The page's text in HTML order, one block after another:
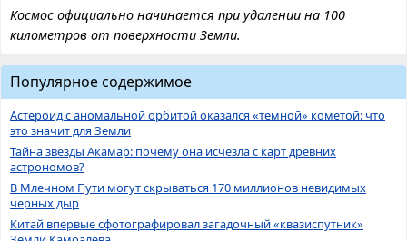
Космос официально начинается при удалении на 100
километров от поверхности Земли.
Популярное содержимое
Астероид с аномальной орбитой оказался «темной» кометой: что
это значит для Земли
Тайна звезды Акамар: почему она исчезла с карт древних
астрономов?
В Млечном Пути могут скрываться 170 миллионов невидимых
черных дыр
Китай впервые сфотографировал загадочный «квазиспутник»